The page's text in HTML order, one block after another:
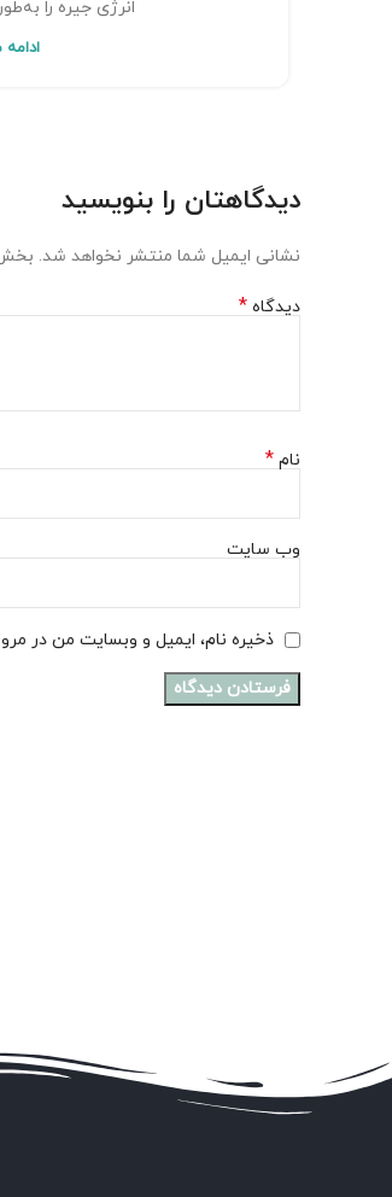
انرژی جیره را
دیدگاهتان را بنویسید
نشانی ایمیل شما منتشر نخواهد شد.
دیدگاه *
نام *
وب‌ سایت
ذخیره نام، ایمیل و وبسایت من در